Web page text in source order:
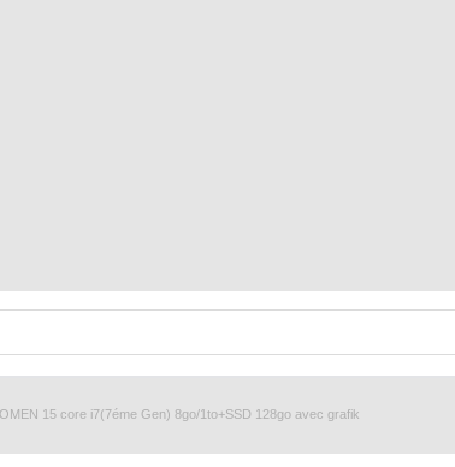
15 core i7(7éme Gen) 8go/1to+SSD 128go avec grafik